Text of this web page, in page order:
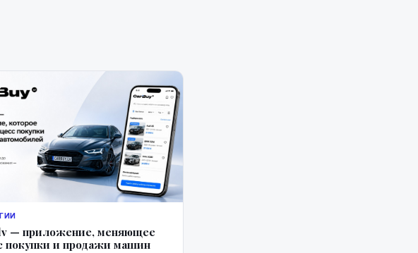
— приложение, меняющее
покупки и продажи машин